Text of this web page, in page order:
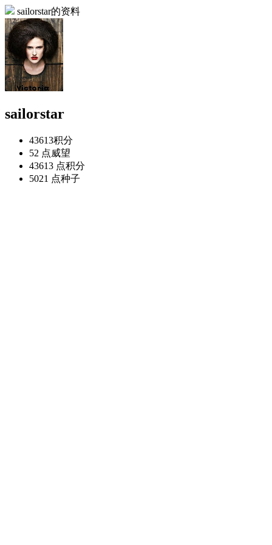
sailorstar的资料
sailorstar
43613积分
52 点威望
43613 点积分
5021 点种子